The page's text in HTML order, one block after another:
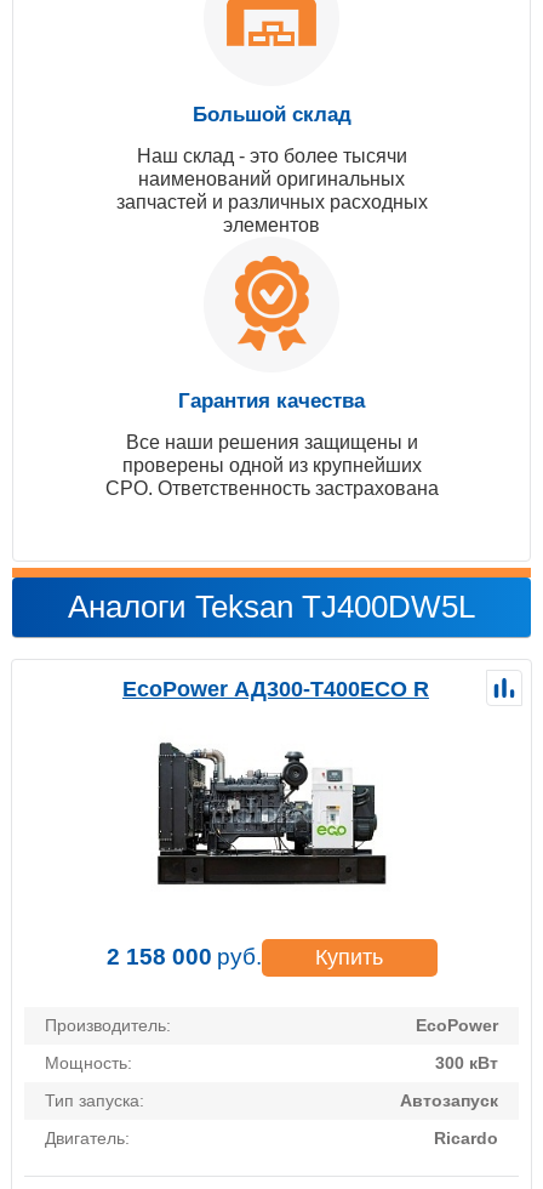
Большой склад
Наш склад - это более тысячи
наименований оригинальных
запчастей и различных расходных
элементов
Гарантия качества
Все наши решения защищены и
проверены одной из крупнейших
СРО. Ответственность застрахована
Аналоги Teksan TJ400DW5L
EcoPower АД300-T400ECO R
2 158 000 руб. Купить
Производитель:
EcoPower
Мощность:
300 кВт
Тип запуска:
Автозапуск
Двигатель:
Ricardo